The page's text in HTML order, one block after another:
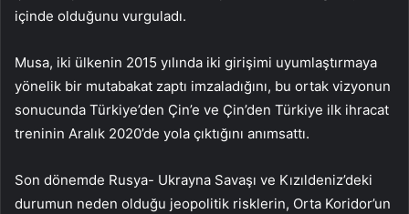
içinde olduğunu vurguladı.
Musa, iki ülkenin 2015 yılında iki girişimi uyumlaştırmaya
yönelik bir mutabakat zaptı imzaladığını, bu ortak vizyonun
sonucunda Türkiye’den Çin’e ve Çin’den Türkiye ilk ihracat
treninin Aralık 2020’de yola çıktığını anımsattı.
Son dönemde Rusya- Ukrayna Savaşı ve Kızıldeniz’deki
durumun neden olduğu jeopolitik risklerin, Orta Koridor’un